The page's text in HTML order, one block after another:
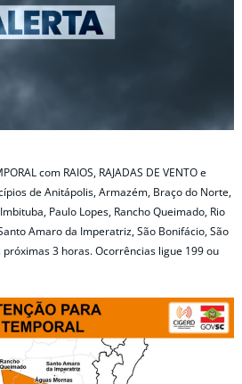
com RAIOS, RAJADAS DE VENTO e
de Anitápolis, Armazém, Braço do Norte,
Paulo Lopes, Rancho Queimado, Rio
Amaro da Imperatriz, São Bonifácio, São
3 horas. Ocorrências ligue 199 ou